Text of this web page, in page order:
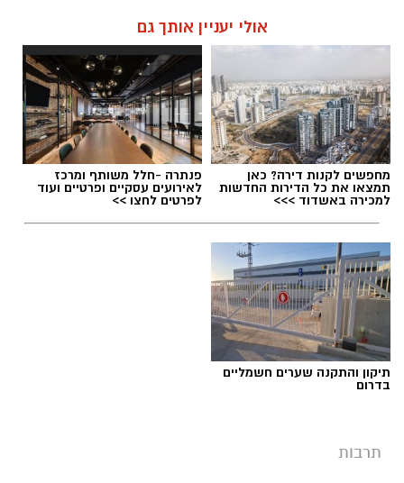
אולי יעניין אותך גם
מחפשים לקנות דירה? כאן
תמצאו את כל הדירות החדשות
למכירה באשדוד >>>
פנתרה -חלל משותף ומרכז
לאירועים עסקיים ופרטיים ועוד
לפרטים לחצו >>
תיקון והתקנה שערים חשמליים
בדרום
תרבות